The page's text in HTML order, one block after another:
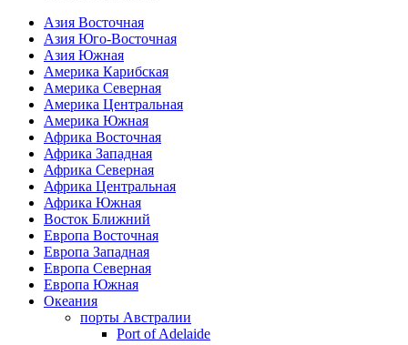
Азия Восточная
Азия Юго-Восточная
Азия Южная
Америка Карибская
Америка Северная
Америка Центральная
Америка Южная
Африка Восточная
Африка Западная
Африка Северная
Африка Центральная
Африка Южная
Восток Ближний
Европа Восточная
Европа Западная
Европа Северная
Европа Южная
Океания
порты Австралии
Port of Adelaide